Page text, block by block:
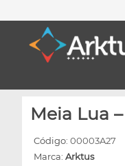
Meia Lua
Código: 00003A27
Marca: Arktus